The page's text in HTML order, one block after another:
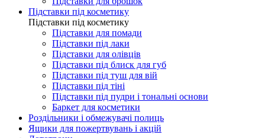
Підставки під косметику
Підставки під косметику
Підставки для помади
Підставки під лаки
Підставки для олівців
Підставки під блиск для губ
Підставки під туш для вій
Підставки під тіні
Підставки під пудри і тональні основи
Баркет для косметики
Роздільники і обмежувачі полиць
Ящики для пожертвувань і акцій